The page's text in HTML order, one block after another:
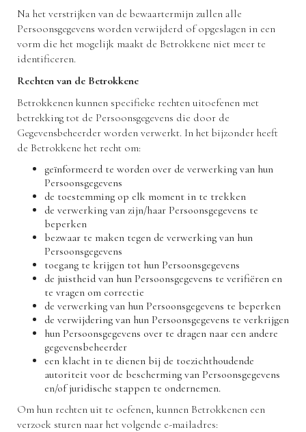
Na het verstrijken van de bewaartermijn zullen alle
Persoonsgegevens worden verwijderd of opgeslagen in een
vorm die het mogelijk maakt de Betrokkene niet meer te
identificeren.
Rechten van de Betrokkene
Betrokkenen kunnen specifieke rechten uitoefenen met
betrekking tot de Persoonsgegevens die door de
Gegevensbeheerder worden verwerkt. In het bijzonder heeft
de Betrokkene het recht om:
geïnformeerd te worden over de verwerking van hun
Persoonsgegevens
de toestemming op elk moment in te trekken
de verwerking van zijn/haar Persoonsgegevens te
beperken
bezwaar te maken tegen de verwerking van hun
Persoonsgegevens
toegang te krijgen tot hun Persoonsgegevens
de juistheid van hun Persoonsgegevens te verifiëren en
te vragen om correctie
de verwerking van hun Persoonsgegevens te beperken
de verwijdering van hun Persoonsgegevens te verkrijgen
hun Persoonsgegevens over te dragen naar een andere
gegevensbeheerder
een klacht in te dienen bij de toezichthoudende
autoriteit voor de bescherming van Persoonsgegevens
en/of juridische stappen te ondernemen.
Om hun rechten uit te oefenen, kunnen Betrokkenen een
verzoek sturen naar het volgende e-mailadres: